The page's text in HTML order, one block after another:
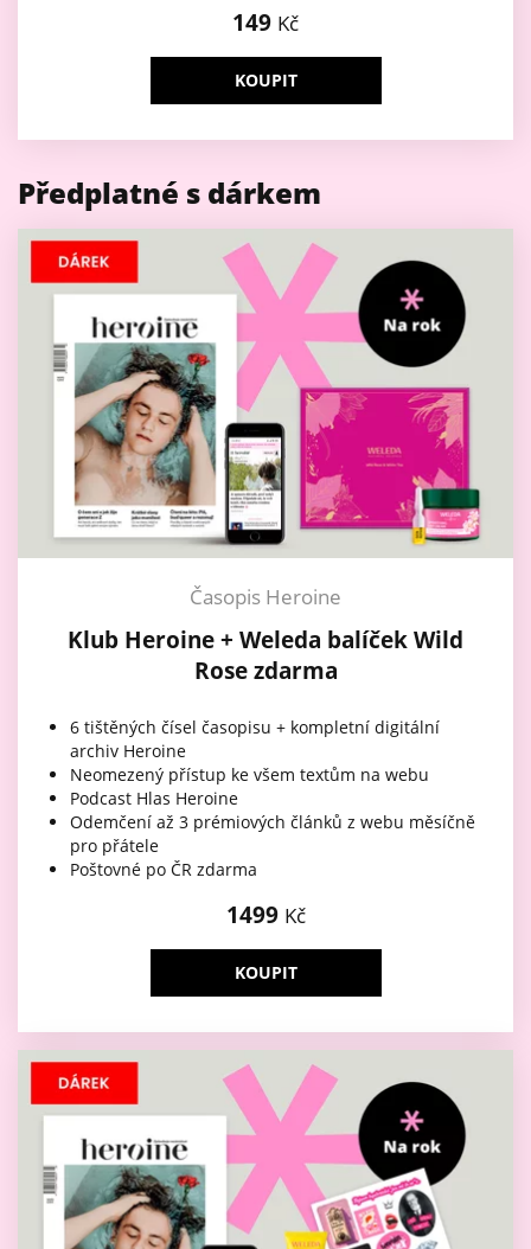
149 Kč
KOUPIT
Předplatné s dárkem
Časopis Heroine
Klub Heroine + Weleda balíček Wild
Rose zdarma
6 tištěných čísel časopisu + kompletní digitální
archiv Heroine
Neomezený přístup ke všem textům na webu
Podcast Hlas Heroine
Odemčení až 3 prémiových článků z webu měsíčně
pro přátele
Poštovné po ČR zdarma
1499 Kč
KOUPIT